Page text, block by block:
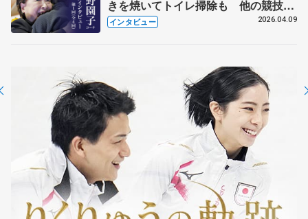
きを焼いてトイレ掃除も 他の競技に
も通用するという坂本花織の筋肉
インタビュー 2026.04.09